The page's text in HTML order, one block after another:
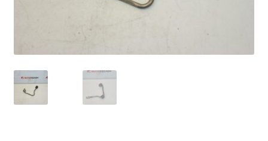
Polityka prywatności
Skarga